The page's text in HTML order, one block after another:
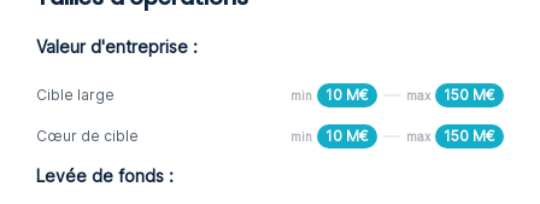
Valeur d'entreprise :
Cible large min 10 M€ max 150 M€
Cœur de cible min 10 M€ max 150 M€
Levée de fonds :